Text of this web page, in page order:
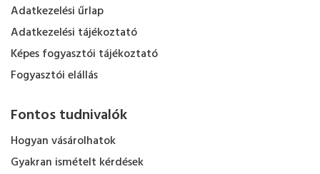
Adatkezelési űrlap
Adatkezelési tájékoztató
Képes fogyasztói tájékoztató
Fogyasztói elállás
Fontos tudnivalók
Hogyan vásárolhatok
Gyakran ismételt kérdések